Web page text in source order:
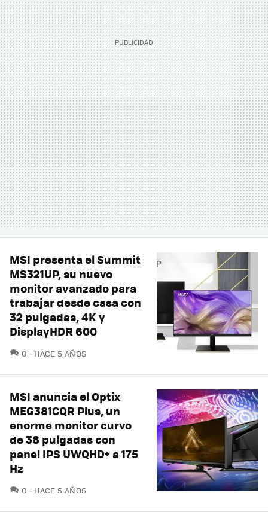
MSI presenta el Summit
MS321UP, su nuevo
monitor avanzado para
trabajar desde casa con
32 pulgadas, 4K y
DisplayHDR 600
0 COMENTARIOS
HACE 5 AÑOS
MSI anuncia el Optix
MEG381CQR Plus, un
enorme monitor curvo
de 38 pulgadas con
panel IPS UWQHD+ a 175
Hz
0 COMENTARIOS
HACE 5 AÑOS